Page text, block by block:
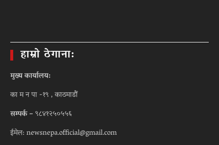
हाम्रो ठेगाना:
मुख्य कार्यालय:
का म न पा -१९ , काठमाडौं
सम्पर्क –९८४१२५०५५६
ईमेल: newsnepa.official@gmail.com